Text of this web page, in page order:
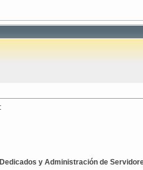
y Administración de